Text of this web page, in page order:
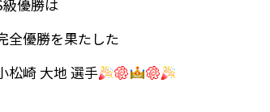
級優勝は
全優勝を果たした
松崎 大地 選手